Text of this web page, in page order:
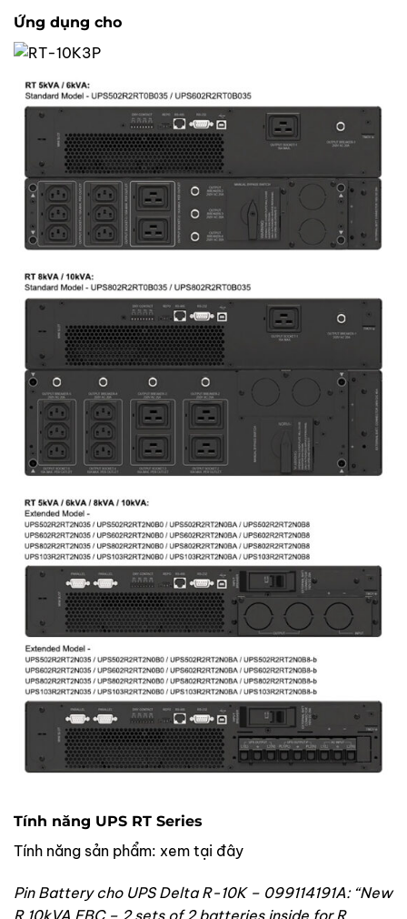
Ứng dụng cho
Tính năng UPS RT Series
Tính năng sản phẩm: xem tại đây
Pin Battery cho UPS Delta R-10K – 099114191A: “New